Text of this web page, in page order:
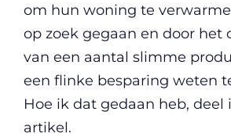
om hun woning te
op zoek gegaan en door het
van een aantal slimme
een flinke besparing weten
Hoe ik dat gedaan heb, deel
artikel.